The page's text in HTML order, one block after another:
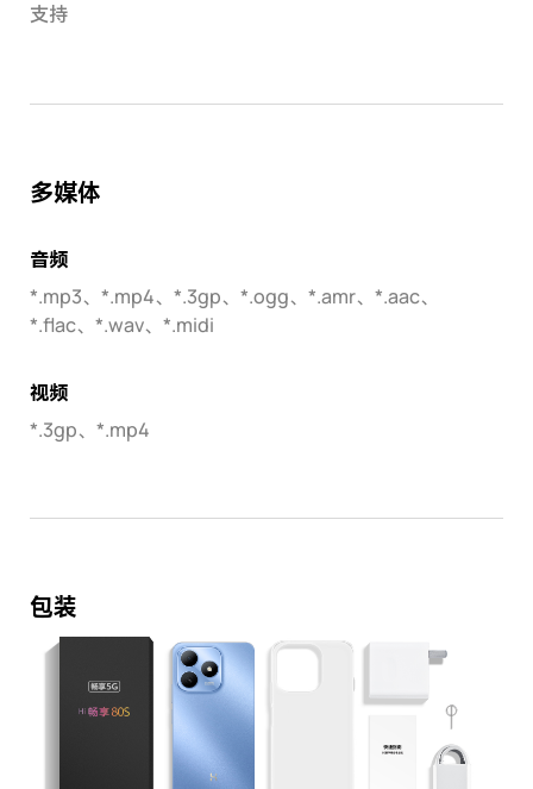
支持
多媒体
音频
*.mp3、*.mp4、*.3gp、*.ogg、*.amr、*.aac、
*.flac、*.wav、*.midi
视频
*.3gp、*.mp4
包装